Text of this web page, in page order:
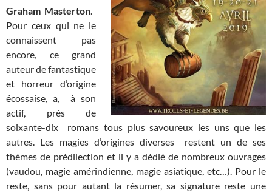
Graham Masterton.
Pour ceux qui ne le
connaissent pas
encore, ce grand
auteur de fantastique
et horreur d’origine
écossaise, a, à son
actif, près de
soixante-dix romans tous plus savoureux les uns que les
autres. Les magies d’origines diverses restent un de ses
thèmes de prédilection et il y a dédié de nombreux ouvrages
(vaudou, magie amérindienne, magie asiatique, etc…). Pour le
reste, sans pour autant la résumer, sa signature reste une